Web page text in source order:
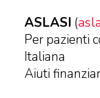
ASLASI (
Per pazienti
Italiana
Aiuti